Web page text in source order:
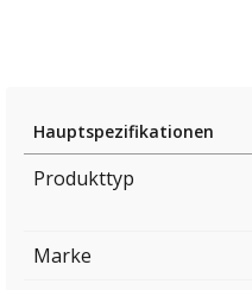
Hauptspezifikationen
Produkttyp
Marke